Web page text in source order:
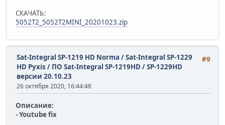
СКАЧАТЬ:
5052T2_5052T2MINI_20201023.zip
#9
Sat-Integral SP-1219 HD Norma / Sat-Integral SP-1229
HD Pyxis / ПО Sat-Integral SP-1219HD / SP-1229HD
версии 20.10.23
26 октября 2020, 16:44:48
Описание:
- Youtube fix